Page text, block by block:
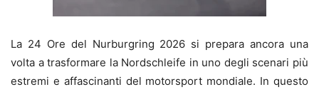
La 24 Ore del Nurburgring 2026 si prepara ancora una
volta a trasformare la Nordschleife in uno degli scenari più
estremi e affascinanti del motorsport mondiale. In questo